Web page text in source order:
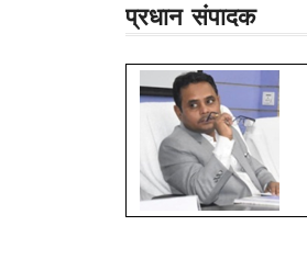
प्रधान संपादक